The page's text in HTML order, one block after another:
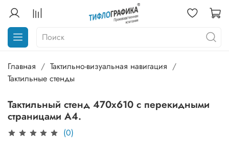
Главная
Тактильно-визуальная навигация
Тактильные стенды
Тактильный стенд 470х610 с перекидными
страницами А4.
(0)